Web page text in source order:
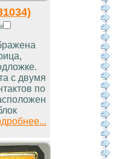
с двумя
по